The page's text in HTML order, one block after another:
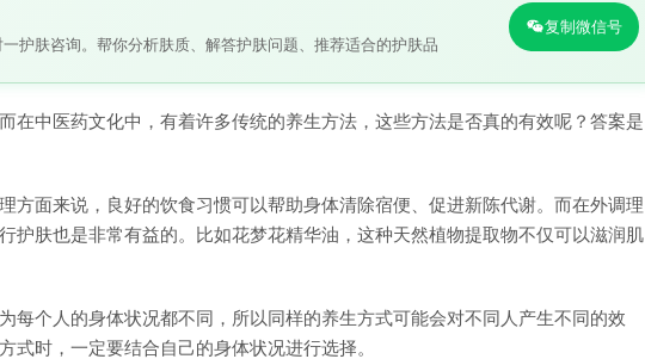
护肤咨询。帮你分析肤质、解答护肤问题、推荐适合的护肤品
复制微信号
在中医药文化中，有着许多传统的养生方法，这些方法是否真的有效呢？答案是
方面来说，良好的饮食习惯可以帮助身体清除宿便、促进新陈代谢。而在外调理
护肤也是非常有益的。比如花梦花精华油，这种天然植物提取物不仅可以滋润肌
每个人的身体状况都不同，所以同样的养生方式可能会对不同人产生不同的效
式时，一定要结合自己的身体状况进行选择。